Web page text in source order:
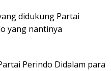
didukung Partai
yang nantinya
Perindo Didalam para